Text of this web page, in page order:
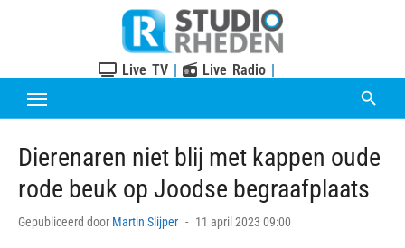
Live TV | Live Radio |
Dierenaren niet blij met kappen oude
rode beuk op Joodse begraafplaats
Gepubliceerd door Martin Slijper
Posted
11 april 2023 09:00